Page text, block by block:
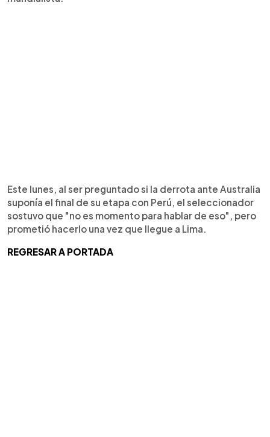
Este lunes, al ser preguntado si la derrota ante Australia
suponía el final de su etapa con Perú, el seleccionador
sostuvo que "no es momento para hablar de eso", pero
prometió hacerlo una vez que llegue a Lima.
REGRESAR A PORTADA